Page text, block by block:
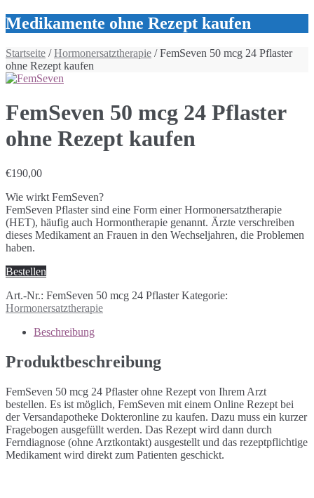
Medikamente ohne Rezept kaufen
Startseite /Hormonersatztherapie / FemSeven 50 mcg 24 Pflaster
ohne Rezept kaufen
FemSeven 50 mcg 24 Pflaster
ohne Rezept kaufen
€190,00
Wie wirkt FemSeven?
FemSeven Pflaster sind eine Form einer Hormonersatztherapie
(HET), häufig auch Hormontherapie genannt. Ärzte verschreiben
dieses Medikament an Frauen in den Wechseljahren, die Problemen
haben.
Bestellen
Art.-Nr.: FemSeven 50 mcg 24 Pflaster Kategorie:
Hormonersatztherapie
Beschreibung
Produktbeschreibung
FemSeven 50 mcg 24 Pflaster ohne Rezept von Ihrem Arzt
bestellen. Es ist möglich, FemSeven mit einem Online Rezept bei
der Versandapotheke Dokteronline zu kaufen. Dazu muss ein kurzer
Fragebogen ausgefüllt werden. Das Rezept wird dann durch
Ferndiagnose (ohne Arztkontakt) ausgestellt und das rezeptpflichtige
Medikament wird direkt zum Patienten geschickt.